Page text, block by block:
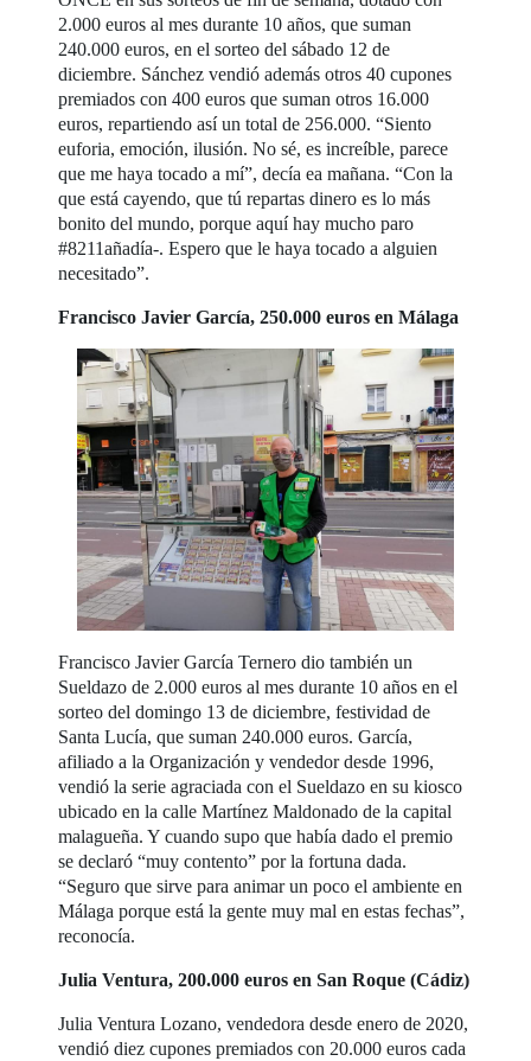
2.000 euros al mes durante 10 años, que suman
240.000 euros, en el sorteo del sábado 12 de
diciembre. Sánchez vendió además otros 40 cupones
premiados con 400 euros que suman otros 16.000
euros, repartiendo así un total de 256.000. “Siento
euforia, emoción, ilusión. No sé, es increíble, parece
que me haya tocado a mí”, decía ea mañana. “Con la
que está cayendo, que tú repartas dinero es lo más
bonito del mundo, porque aquí hay mucho paro
#8211añadía-. Espero que le haya tocado a alguien
necesitado”.
Francisco Javier García, 250.000 euros en Málaga
Francisco Javier García Ternero dio también un
Sueldazo de 2.000 euros al mes durante 10 años en el
sorteo del domingo 13 de diciembre, festividad de
Santa Lucía, que suman 240.000 euros. García,
afiliado a la Organización y vendedor desde 1996,
vendió la serie agraciada con el Sueldazo en su kiosco
ubicado en la calle Martínez Maldonado de la capital
malagueña. Y cuando supo que había dado el premio
se declaró “muy contento” por la fortuna dada.
“Seguro que sirve para animar un poco el ambiente en
Málaga porque está la gente muy mal en estas fechas”,
reconocía.
Julia Ventura, 200.000 euros en San Roque (Cádiz)
Julia Ventura Lozano, vendedora desde enero de 2020,
vendió diez cupones premiados con 20.000 euros cada